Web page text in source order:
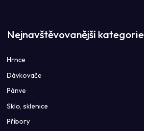
Nejnavštěvovanější kategorie
Hrnce
Dávkovače
Pánve
Sklo, sklenice
Příbory